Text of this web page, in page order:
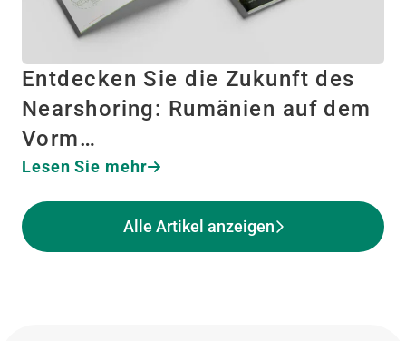
Entdecken Sie die Zukunft des
Nearshoring: Rumänien auf dem
Vorm…
Lesen Sie mehr
Alle Artikel anzeigen